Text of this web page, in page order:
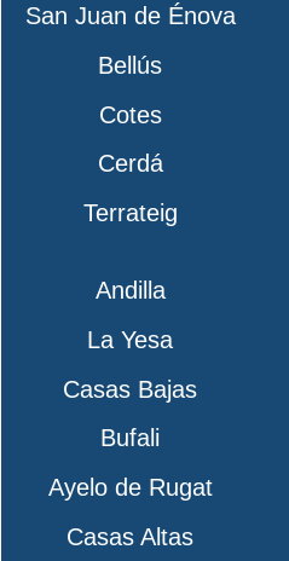
San Juan de Énova
Bellús
Cotes
Cerdá
Terrateig
Andilla
La Yesa
Casas Bajas
Bufali
Ayelo de Rugat
Casas Altas